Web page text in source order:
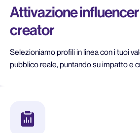
Attivazione influencer
creator
Selezioniamo profili in linea con i tuoi
pubblico reale, puntando su impatto e